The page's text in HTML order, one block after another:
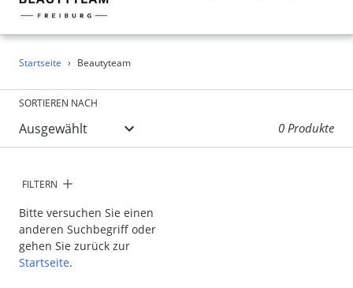
Direkt
Inhalt
Startseite › Beautyteam
SORTIEREN NACH
0 Produkte
FILTERN
Bitte versuchen Sie einen
anderen Suchbegriff oder
gehen Sie zurück zur
Startseite.